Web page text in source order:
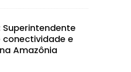
Superintendente
conectividade e
Amazônia